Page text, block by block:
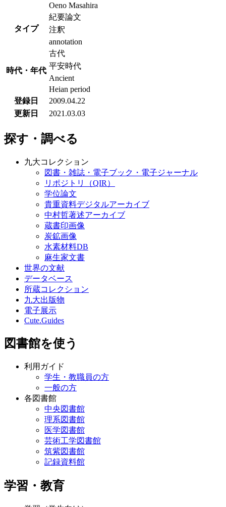
Oeno Masahira
タイプ
紀要論文
注釈
annotation
時代・年代
古代
平安時代
Ancient
Heian period
登録日
2009.04.22
更新日
2021.03.03
探す・調べる
九大コレクション
図書・雑誌・電子ブック・電子ジャーナル
リポジトリ（QIR）
学位論文
貴重資料デジタルアーカイブ
中村哲著述アーカイブ
蔵書印画像
炭鉱画像
水素材料DB
麻生家文書
世界の文献
データベース
所蔵コレクション
九大出版物
電子展示
Cute.Guides
図書館を使う
利用ガイド
学生・教職員の方
一般の方
各図書館
中央図書館
理系図書館
医学図書館
芸術工学図書館
筑紫図書館
記録資料館
学習・教育